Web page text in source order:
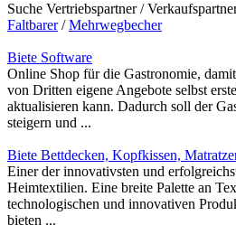
Suche Vertriebspartner /
Faltbarer/Mehrwegbecher
Biete Software
Online Shop für die Gastronomie,
von Dritten eigene Angebote selbst
aktualisieren kann. Dadurch soll der
steigern und ...
Biete Bettdecken, Kopfkissen,
Einer der innovativsten und
Heimtextilien. Eine breite Palette an
technologischen und innovativen
bieten ...